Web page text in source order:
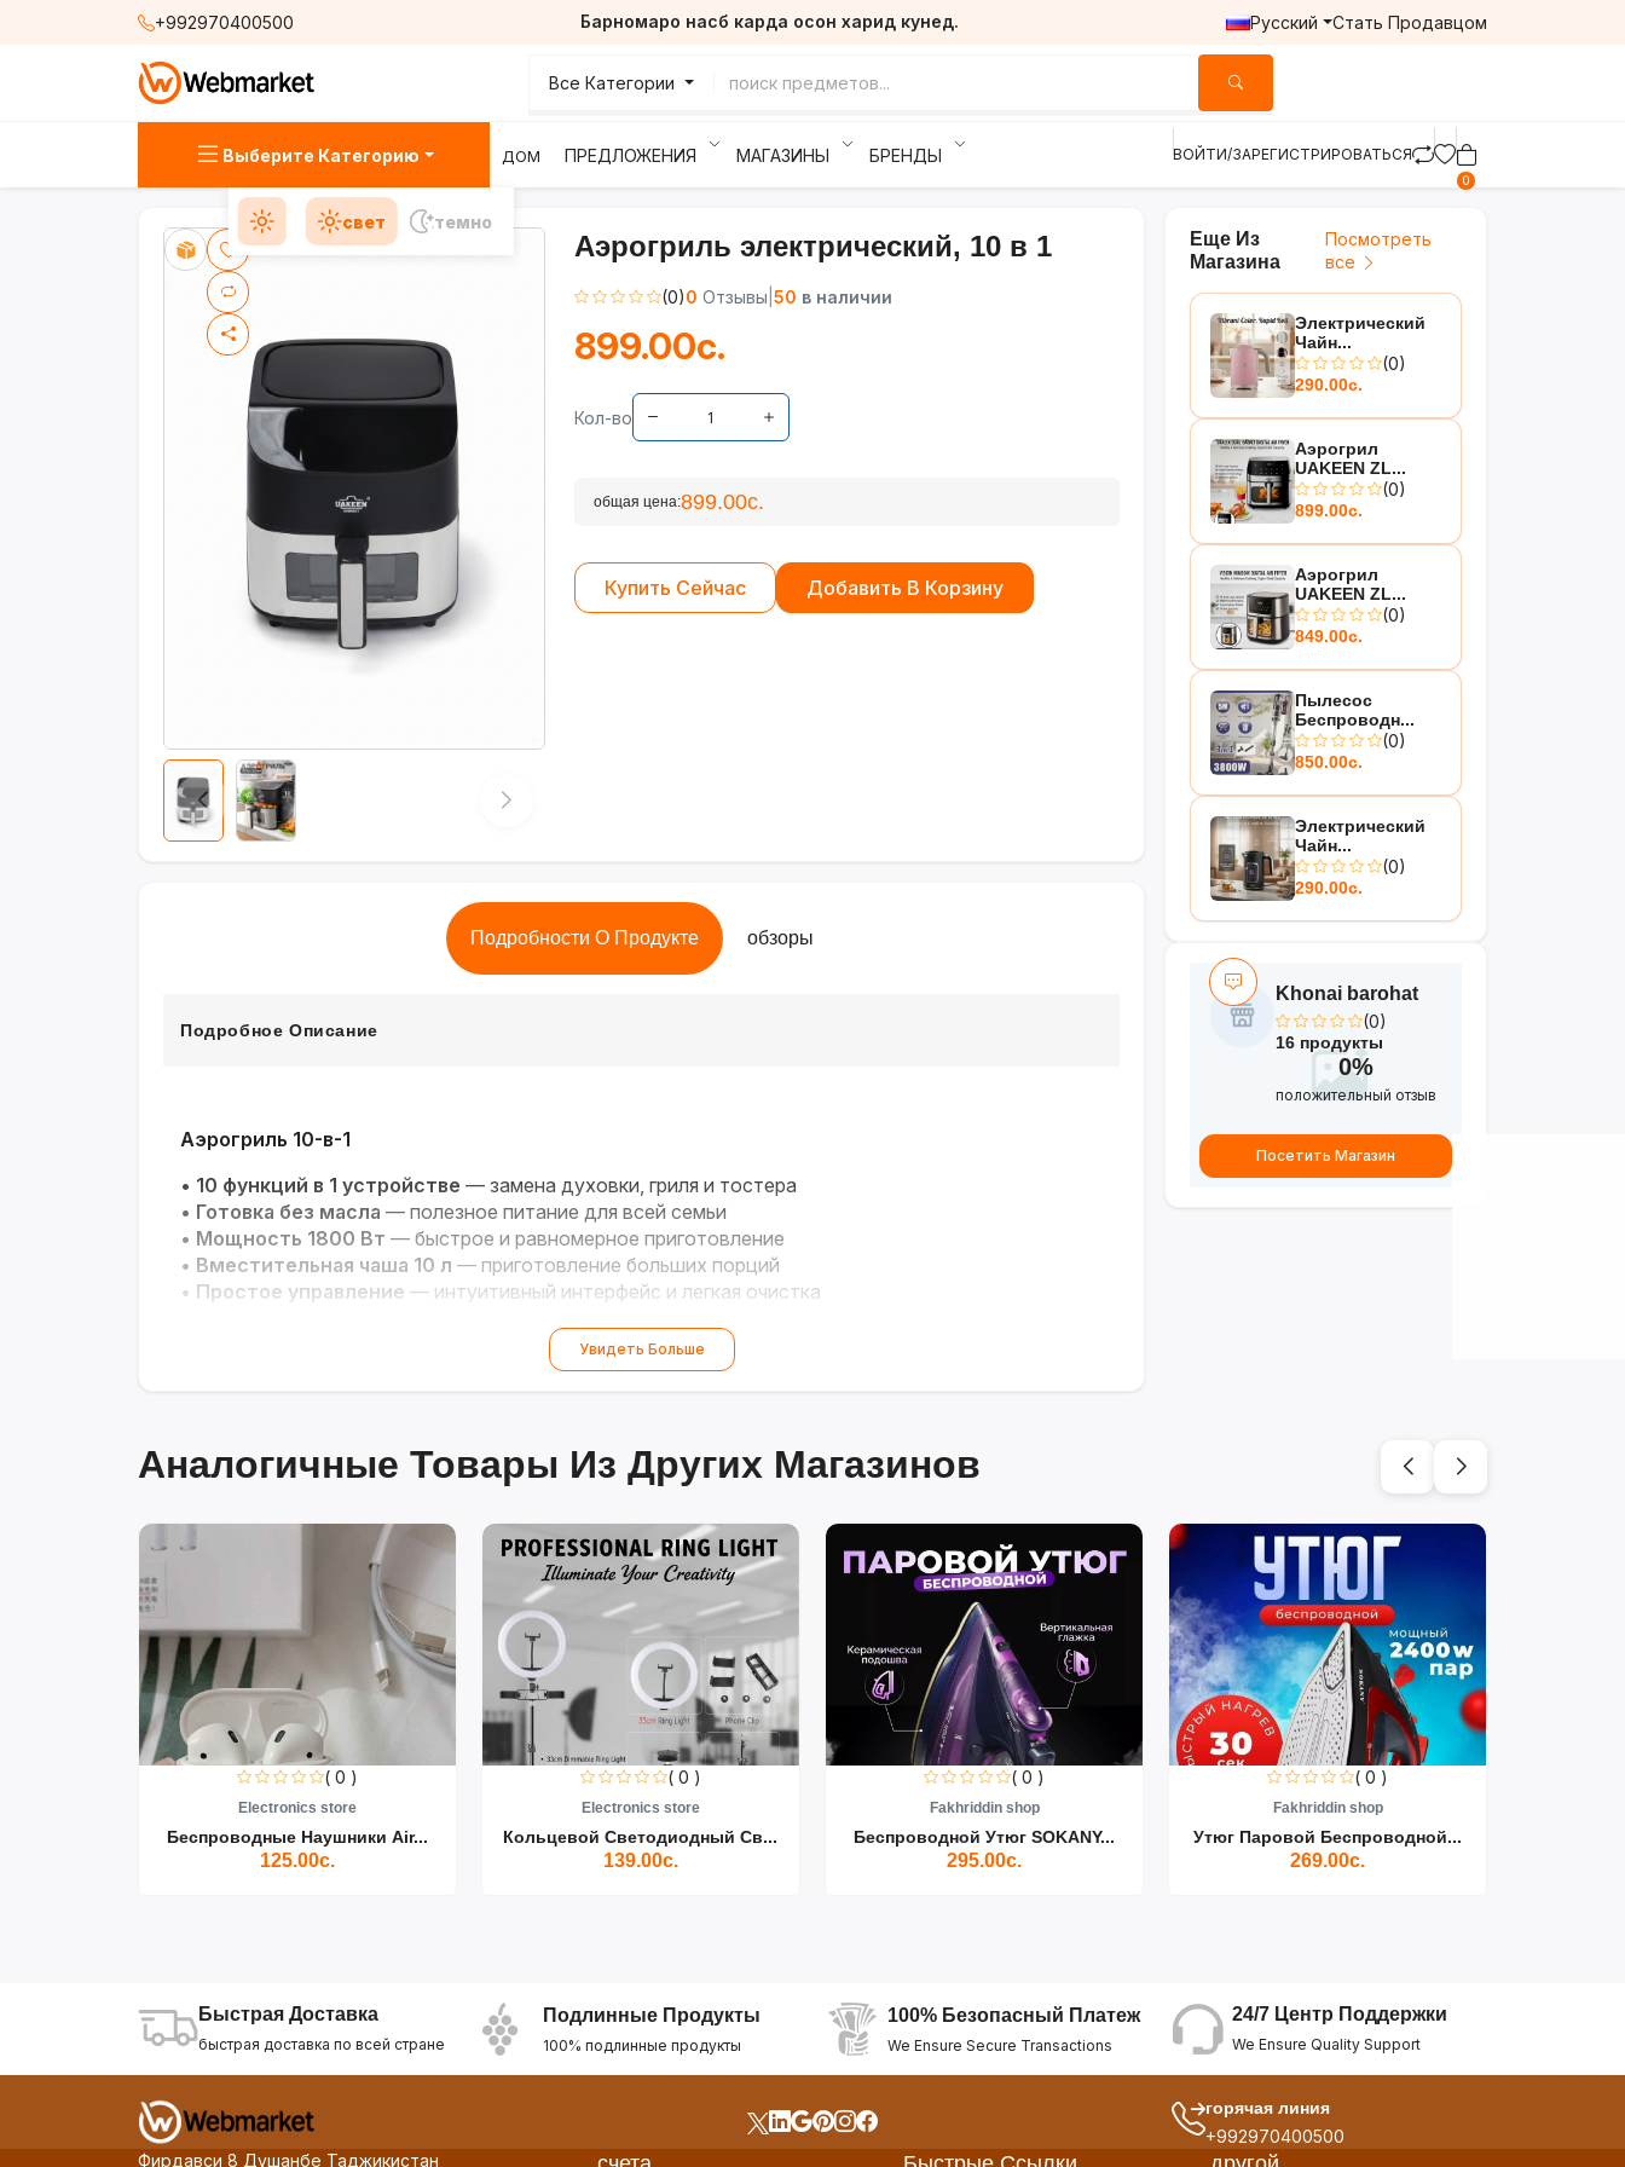
+992970400500 Барномаро насб карда осон харид кунед. Русский Стать Продавцом
Все Категории
Выберите Категорию ДОМ ПРЕДЛОЖЕНИЯ МАГАЗИНЫ БРЕНДЫ ВОЙТИ/ЗАРЕГИСТРИРОВАТЬСЯ
0
свет темно
Аэрогриль электрический, 10 в 1
(0)0 Отзывы 50 в наличии
899.00с.
Кол-во
общая цена:899.00с.
Купить Сейчас Добавить В Корзину
Подробности О Продукте обзоры
Подробное Описание
Аэрогриль 10-в-1
• 10 функций в 1 устройстве — замена духовки, гриля и тостера
• Готовка без масла — полезное питание для всей семьи
• Мощность 1800 Вт — быстрое и равномерное приготовление
• Вместительная чаша 10 л — приготовление больших порций
• Простое управление — интуитивный интерфейс и легкая очистка
Увидеть Больше
Еще Из
Магазина
Посмотреть
все
Электрический
Чайн...
(0)
290.00с.
Аэрогрил
UAKEEN ZL...
(0)
899.00с.
Аэрогрил
UAKEEN ZL...
(0)
849.00с.
Пылесос
Беспроводн...
(0)
850.00с.
Электрический
Чайн...
(0)
290.00с.
Khonai barohat
(0)
16 продукты
0%
положительный отзыв
Посетить Магазин
Аналогичные Товары Из Других Магазинов
( 0 )
Electronics store
Беспроводные Наушники Air...
125.00с.
( 0 )
Electronics store
Кольцевой Светодиодный Св...
139.00с.
( 0 )
Fakhriddin shop
Беспроводной Утюг SOKANY...
295.00с.
( 0 )
Fakhriddin shop
Утюг Паровой Беспроводной...
269.00с.
Быстрая Доставка
быстрая доставка по всей стране
Подлинные Продукты
100% подлинные продукты
100% Безопасный Платеж
We Ensure Secure Transactions
24/7 Центр Поддержки
We Ensure Quality Support
горячая линия
+992970400500
Фирдавси 8 Душанбе Таджикистан